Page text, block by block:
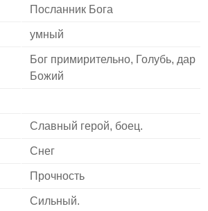
Посланник Бога
умный
Бог примирительно, Голубь, дар
Божий
Славный герой, боец.
Снег
Прочность
Сильный.